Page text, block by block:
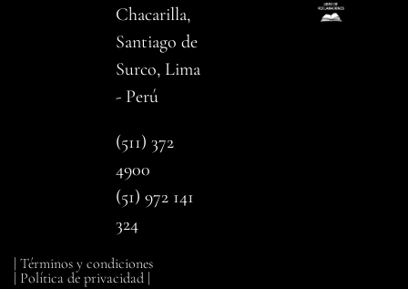
Chacarilla,
Santiago de
Surco, Lima
- Perú
(511) 372
4900
(51) 972 141
324
| Términos y condiciones
| Política de privacidad |